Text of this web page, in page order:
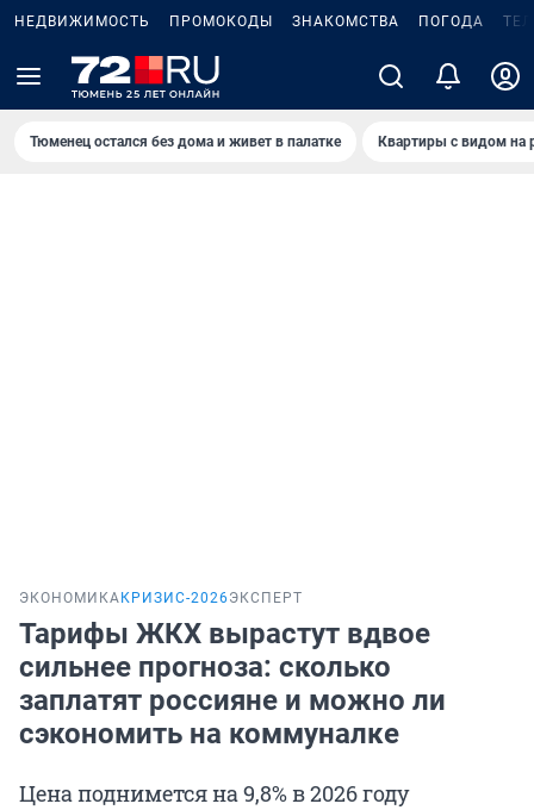
НЕДВИЖИМОСТЬ ПРОМОКОДЫ ЗНАКОМСТВА ПОГОДА
Тюменец остался без дома и живет в палатке Квартиры с видом на
ЭКОНОМИКА КРИЗИС-2026ЭКСПЕРТ
Тарифы ЖКХ вырастут вдвое
сильнее прогноза: сколько
заплатят россияне и можно ли
сэкономить на коммуналке
Цена поднимется на 9,8% в 2026 году